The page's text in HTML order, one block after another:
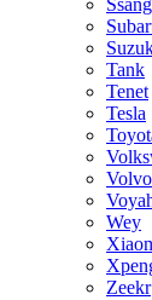
Tank
Tenet
Tesla
Wey
Zeekr